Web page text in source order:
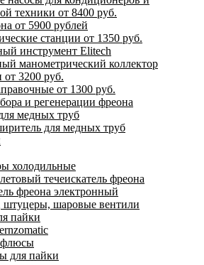
техники от 8400 руб.
от 5900 рублей
станции от 1350 руб.
инструмент Elitech
манометрический коллектор
от 3200 руб.
от 1300 руб.
и регенерации фреона
медных труб
для медных труб
холодильные
течеискатель фреона
фреона электронный
штуцеры, шаровые вентили
пайки
для пайки